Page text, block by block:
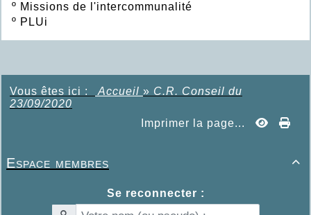
º Missions de l'intercommunalité
º PLUi
Vous êtes ici : Accueil » C.R. Conseil du
23/09/2020
Imprimer la page...

Espace membres
Se reconnecter :